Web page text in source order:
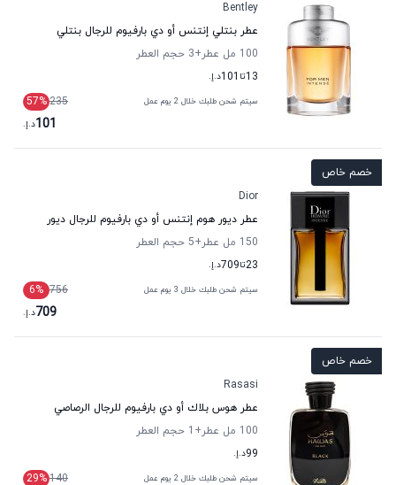
Bentley
عطر بنتلي إنتنس أو دي بارفيوم للرجال بنتلي
100 مل عطر
+3
حجم العطر
13تا 101د.إ.
سيتم شحن طلبك خلال 2 يوم عمل 235
57%
101د.إ.
خصم خاص
Dior
عطر ديور هوم إنتنس أو دي بارفيوم للرجال ديور
150 مل عطر
+5
حجم العطر
23تا709د.إ.
سيتم شحن طلبك خلال 3 يوم عمل 756
6%
709د.إ.
خصم خاص
Rasasi
عطر هوس بلاك أو دي بارفيوم للرجال الرصاصي
100 مل عطر
+1
حجم العطر
99د.إ.
سيتم شحن طلبك خلال 2 يوم عمل 140
29%